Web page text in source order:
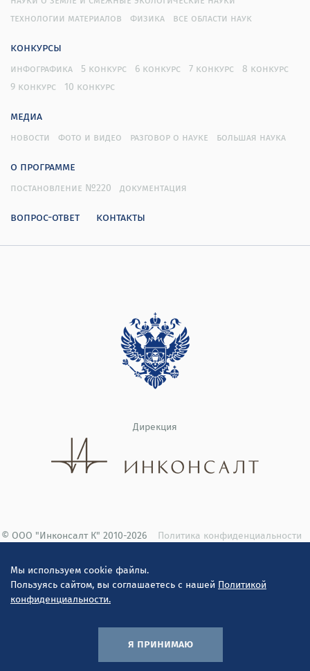
Мы используем cookie файлы.
Пользуясь сайтом, вы соглашаетесь с нашей Политикой
конфиденциальности.
я принимаю
технологии материалов
физика все области наук
конкурсы
инфографика 5 конкурс 6 конкурс 7 конкурс
8 конкурс
9 конкурс
10 конкурс
медиа
новости фото и видео разговор о науке большая наука
о программе
постановление №220 документация
вопрос-ответ контакты
Дирекция
© ООО "Инконсалт К" 2010-2026 Политика конфиденциальности